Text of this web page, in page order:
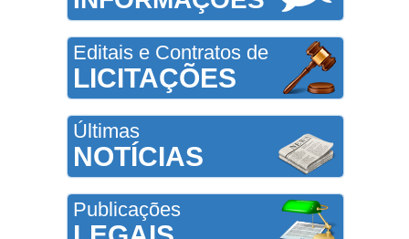
Editais e Contratos de
LICITAÇÕES
Últimas
NOTÍCIAS
Publicações